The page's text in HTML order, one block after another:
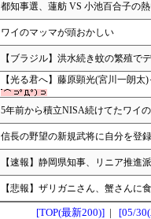
都知事選、蓮舫 VS 小池百合子の
ワイのマッマが頭おかしい
【ブラジル】洪水続き蚊の繁殖
【光る君へ】藤原顕光(宮川一朗太
5年前から積立NISA続けてたワイ
信長の野望の新規武将に自分を登
【速報】静岡県知事、リニア推進
【悲報】ザリガニさん、蟹さんに
[TOP(最新200)]| [05/